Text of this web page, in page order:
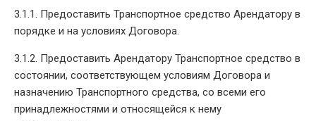
3.1.1. Предоставить Транспортное средство Арендатору в
порядке и на условиях Договора.
3.1.2. Предоставить Арендатору Транспортное средство в
состоянии, соответствующем условиям Договора и
назначению Транспортного средства, со всеми его
принадлежностями и относящейся к нему